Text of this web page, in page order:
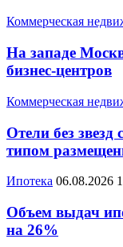
Коммерческая
На западе
бизнес-центров
Коммерческая
Отели без
типом
Ипотека 06.08.2026
Объем выдач
на 26%